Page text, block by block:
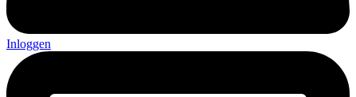
Inloggen